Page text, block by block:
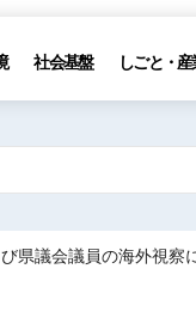
社会基盤 しごと・産
県議会議員の海外視察